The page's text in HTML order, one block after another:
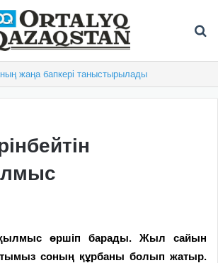
жаңа бапкері таныстырылады
өршіп барады. Жыл сайын
соның құрбаны болып жатыр.